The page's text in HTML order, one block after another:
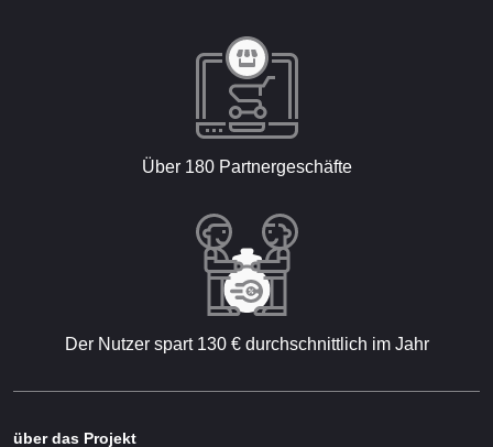
Über 180 Partnergeschäfte
Der Nutzer spart 130 € durchschnittlich im Jahr
über das Projekt